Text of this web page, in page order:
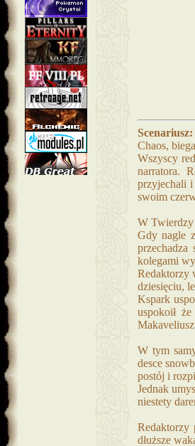
Scenariusz:
Chaos,
Wszyscy
narratora.
przyjechali
swoim
W
Gdy nagle
kolegami
Redaktorzy
dziesięciu,
Kspark
uspokoił
W tym
desce
postój i
Jednak
niestety
dłuższe